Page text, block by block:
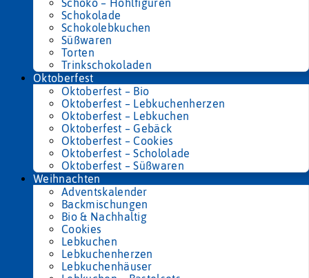
Schoko – Hohlfiguren
Schokolade
Schokolebkuchen
Süßwaren
Torten
Trinkschokoladen
Oktoberfest
Oktoberfest – Bio
Oktoberfest – Lebkuchenherzen
Oktoberfest – Lebkuchen
Oktoberfest – Gebäck
Oktoberfest – Cookies
Oktoberfest – Schololade
Oktoberfest – Süßwaren
Weihnachten
Adventskalender
Backmischungen
Bio & Nachhaltig
Cookies
Lebkuchen
Lebkuchenherzen
Lebkuchenhäuser